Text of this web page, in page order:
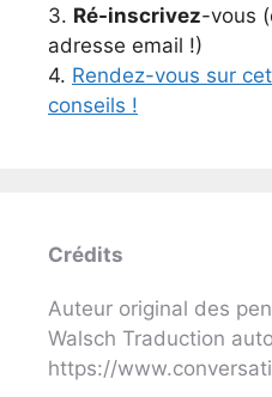
3. Ré-inscrivez-vous
adresse email !)
4. Rendez-vous sur
conseils !
Crédits
Auteur original des
Walsch Traduction
https://